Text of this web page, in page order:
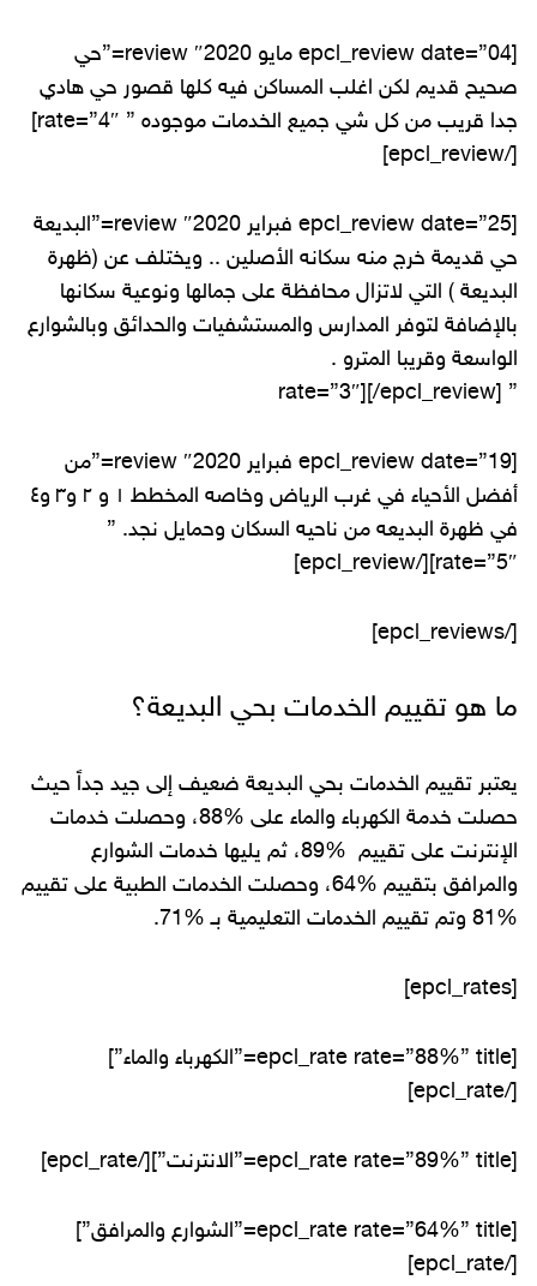
[epcl_review date=”04 مايو 2020″ review=”حي
صحيح قديم لكن اغلب المساكن فيه كلها قصور حي هادي
جدا قريب من كل شي جميع الخدمات موجوده ” rate=”4″]
[/epcl_review]
[epcl_review date=”25 فبراير 2020″ review=”البديعة
حي قديمة خرج منه سكانه الأصلين .. ويختلف عن (ظهرة
البديعة ) التي لاتزال محافظة على جمالها ونوعية سكانها
بالإضافة لتوفر المدارس والمستشفيات والحدائق وبالشوارع
الواسعة وقريبا المترو .
” rate=”3″][/epcl_review]
[epcl_review date=”19 فبراير 2020″ review=”من
أفضل الأحياء في غرب الرياض وخاصه المخطط ١ و ٢ و٣ و٤
في ظهرة البديعه من ناحيه السكان وحمايل نجد. ”
rate=”5″][/epcl_review]
[/epcl_reviews]
ما هو تقييم الخدمات بحي البديعة؟
يعتبر تقييم الخدمات بحي البديعة ضعيف إلى جيد جداً حيث
حصلت خدمة الكهرباء والماء على %88، وحصلت خدمات
الإنترنت على تقييم %89، ثم يليها خدمات الشوارع
والمرافق بتقييم %64، وحصلت الخدمات الطبية على تقييم
%81 وتم تقييم الخدمات التعليمية بـ %71.
[epcl_rates]
[epcl_rate rate=”88%” title=”الكهرباء والماء”]
[/epcl_rate]
[epcl_rate rate=”89%” title=”الانترنت”][/epcl_rate]
[epcl_rate rate=”64%” title=”الشوارع والمرافق”]
[/epcl_rate]